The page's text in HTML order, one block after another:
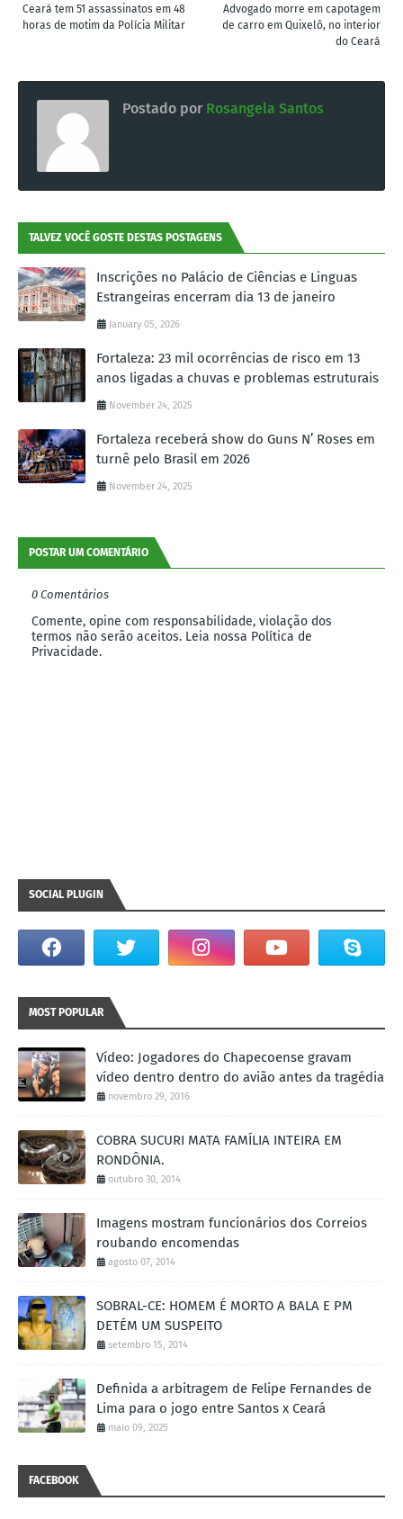
Advogado morre em capotagem
de carro em Quixelô, no interior
do Ceará
Ceará tem 51 assassinatos em 48
horas de motim da Polícia Militar
Postado por Rosangela Santos
TALVEZ VOCÊ GOSTE DESTAS POSTAGENS
Inscrições no Palácio de Ciências e Linguas
Estrangeiras encerram dia 13 de janeiro
January 05, 2026
Fortaleza: 23 mil ocorrências de risco em 13
anos ligadas a chuvas e problemas estruturais
November 24, 2025
Fortaleza receberá show do Guns N’ Roses em
turnê pelo Brasil em 2026
November 24, 2025
POSTAR UM COMENTÁRIO
0 Comentários
Comente, opine com responsabilidade, violação dos
termos não serão aceitos. Leia nossa Política de
Privacidade.
SOCIAL PLUGIN
MOST POPULAR
Vídeo: Jogadores do Chapecoense gravam
vídeo dentro dentro do avião antes da tragédia
novembro 29, 2016
COBRA SUCURI MATA FAMÍLIA INTEIRA EM
RONDÔNIA.
outubro 30, 2014
Imagens mostram funcionários dos Correios
roubando encomendas
agosto 07, 2014
SOBRAL-CE: HOMEM É MORTO A BALA E PM
DETÉM UM SUSPEITO
setembro 15, 2014
Definida a arbitragem de Felipe Fernandes de
Lima para o jogo entre Santos x Ceará
maio 09, 2025
FACEBOOK